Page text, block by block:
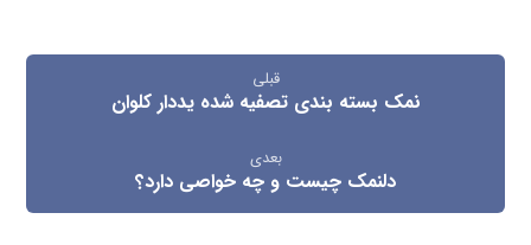
قبلی
نمک بسته بندی تصفیه شده یددار کلوان
بعدی
دلنمک چیست و چه خواصی دارد؟